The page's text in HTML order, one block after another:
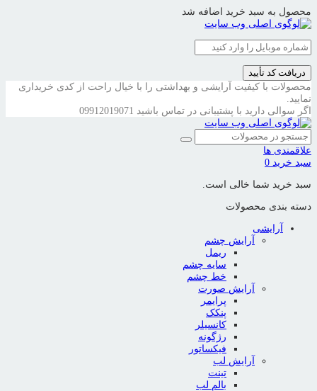
محصول به سبد خرید اضافه شد
دریافت کد تأیید
محصولات با کیفیت آرایشی و بهداشتی را با خیال راحت از کدی خریداری
نمایید.
اگر سوالی دارید با پشتیبانی در تماس باشید 09912019071
علاقمندی ها
سبد خرید 0
سبد خرید شما خالی است.
دسته بندی محصولات
آرایشی
آرایش چشم
ریمل
سایه چشم
خط چشم
آرایش صورت
پرایمر
پنکک
کانسیلر
رژگونه
فیکساتور
آرایش لب
تینت
بالم لب